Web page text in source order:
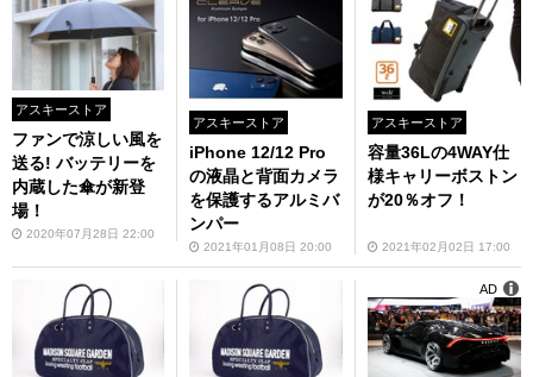
アスキーストア
ファンで涼しい風を
送る! バッテリーを
内蔵した傘が新登
場！
2020年07月28日 22:00
アスキーストア
iPhone 12/12 Pro
の液晶と背面カメラ
を保護するアルミバ
ンパー
2021年01月08日 20:00
アスキーストア
容量36Lの4WAY仕
様キャリーボストン
が20％オフ！
2021年02月02日 17:00
AD